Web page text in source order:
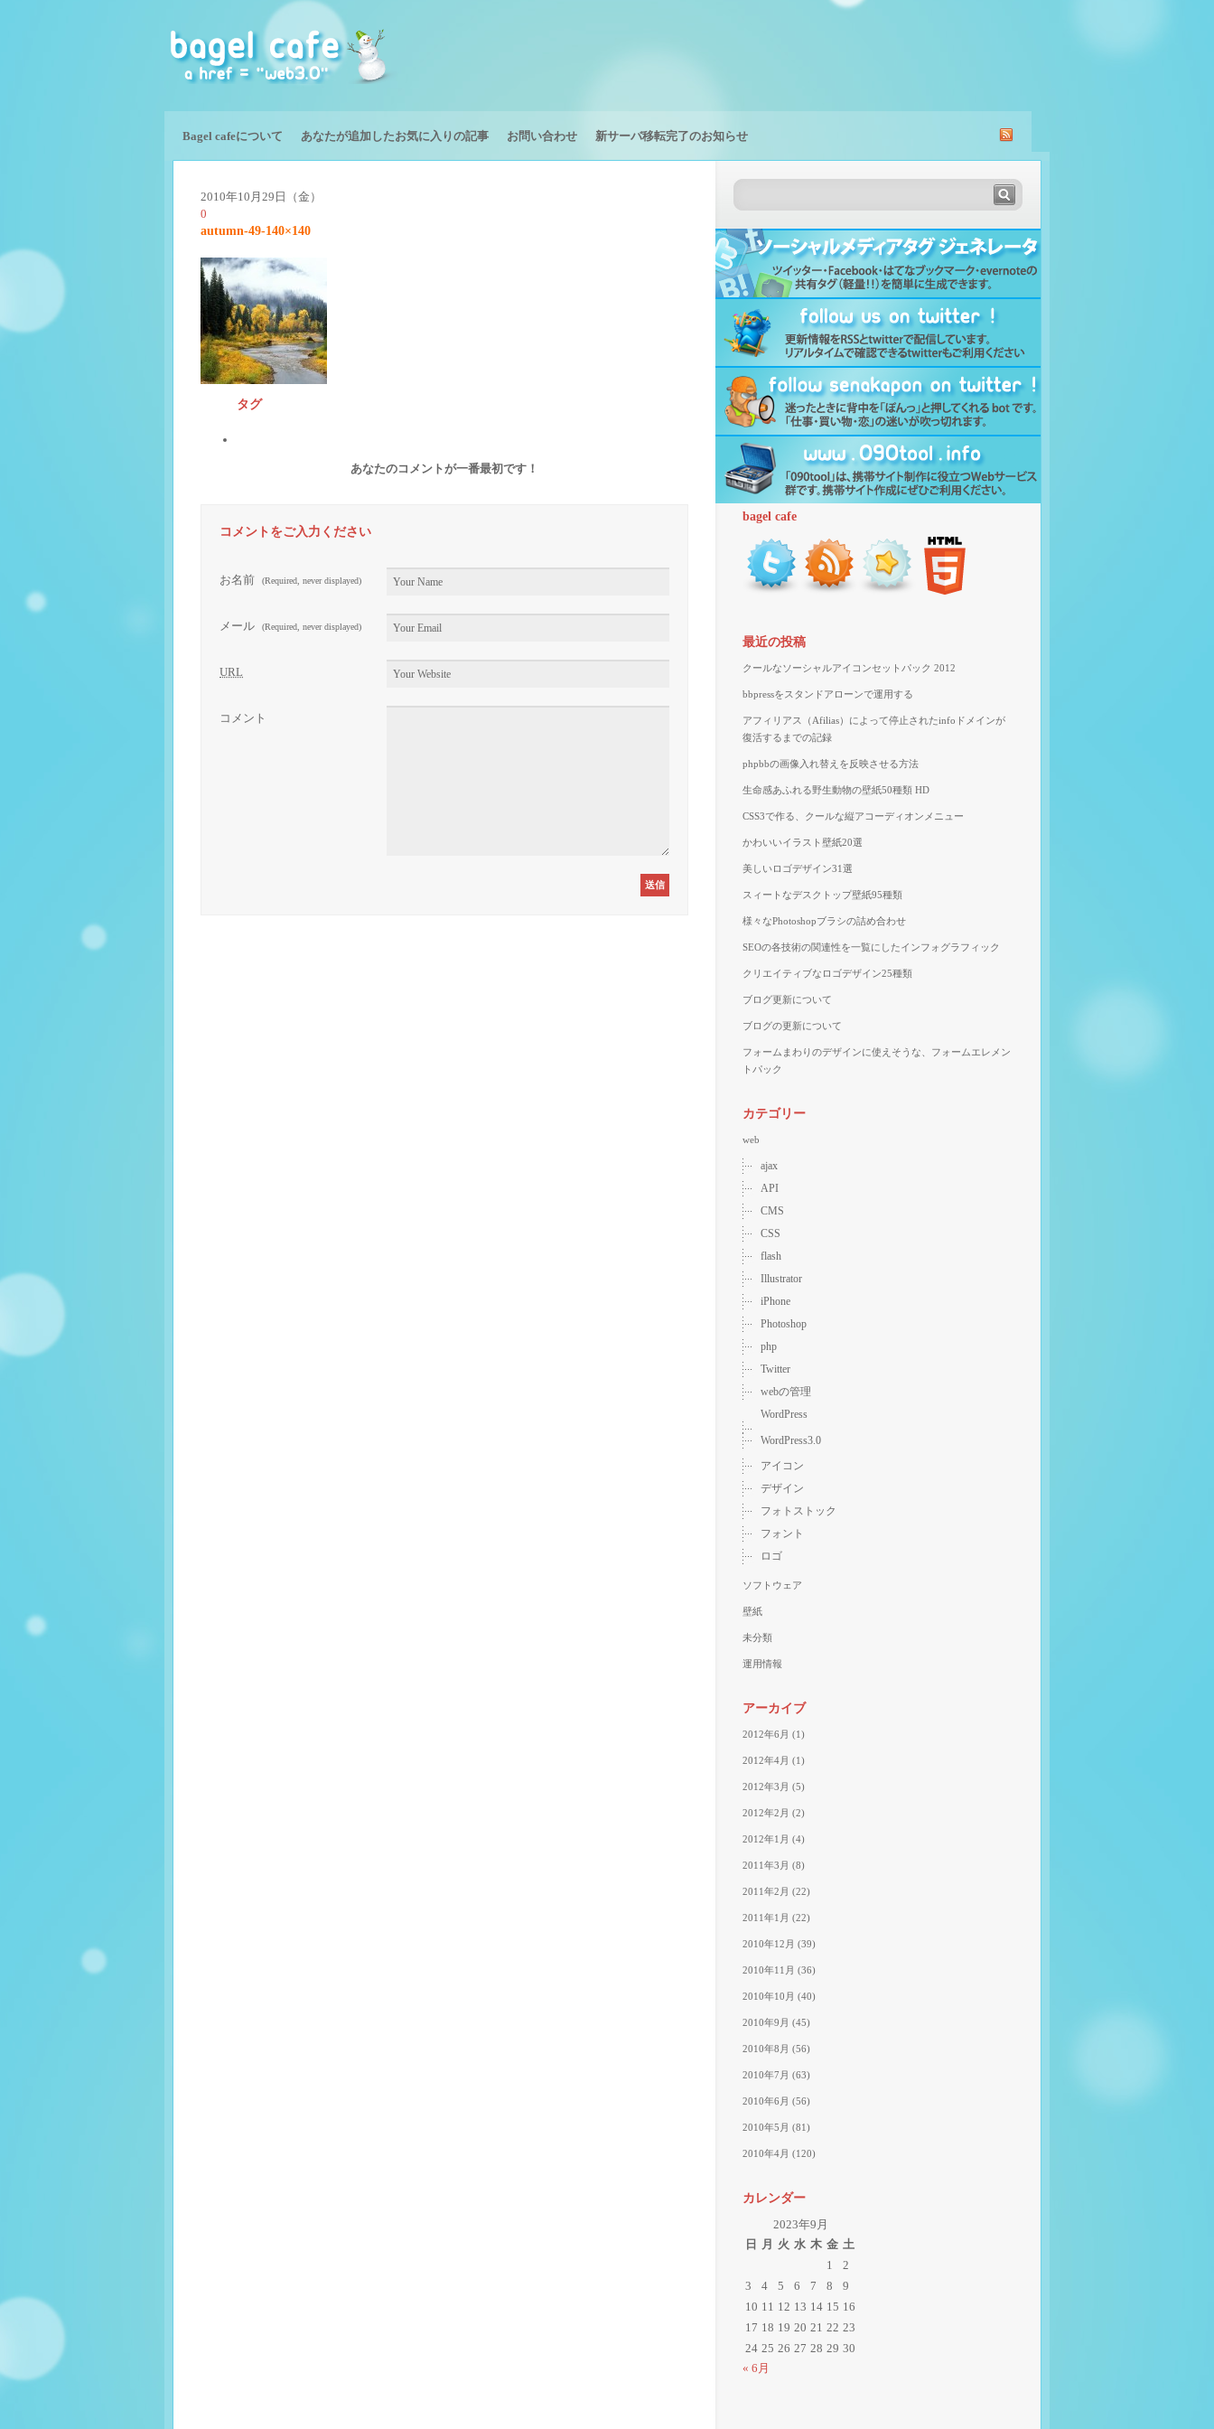
Bagel cafeについて あなたが追加したお気に入りの記事 お問い合わせ 新サーバ移転完了のお知らせ
2010年10月29日（金）
0
autumn-49-140×140
タグ
あなたのコメントが一番最初です！
コメントをご入力ください
お名前 (Required, never displayed)
メール (Required, never displayed)
URL
コメント
bagel cafe
最近の投稿
クールなソーシャルアイコンセットパック 2012
bbpressをスタンドアローンで運用する
アフィリアス（Afilias）によって停止されたinfoドメインが
復活するまでの記録
phpbbの画像入れ替えを反映させる方法
生命感あふれる野生動物の壁紙50種類 HD
CSS3で作る、クールな縦アコーディオンメニュー
かわいいイラスト壁紙20選
美しいロゴデザイン31選
スィートなデスクトップ壁紙95種類
様々なPhotoshopブラシの詰め合わせ
SEOの各技術の関連性を一覧にしたインフォグラフィック
クリエイティブなロゴデザイン25種類
ブログ更新について
ブログの更新について
フォームまわりのデザインに使えそうな、フォームエレメン
トパック
カテゴリー
web
ajax
API
CMS
CSS
flash
Illustrator
iPhone
Photoshop
php
Twitter
webの管理
WordPress
WordPress3.0
アイコン
デザイン
フォトストック
フォント
ロゴ
ソフトウェア
壁紙
未分類
運用情報
アーカイブ
2012年6月 (1)
2012年4月 (1)
2012年3月 (5)
2012年2月 (2)
2012年1月 (4)
2011年3月 (8)
2011年2月 (22)
2011年1月 (22)
2010年12月 (39)
2010年11月 (36)
2010年10月 (40)
2010年9月 (45)
2010年8月 (56)
2010年7月 (63)
2010年6月 (56)
2010年5月 (81)
2010年4月 (120)
カレンダー
2023年9月
日
月 火 水 木 金 土
1
2
3
4 5 6 7 8
9
10 11 12 13 14 15 16
17 18 19 20 21 22 23
24 25 26 27 28 29 30
« 6月